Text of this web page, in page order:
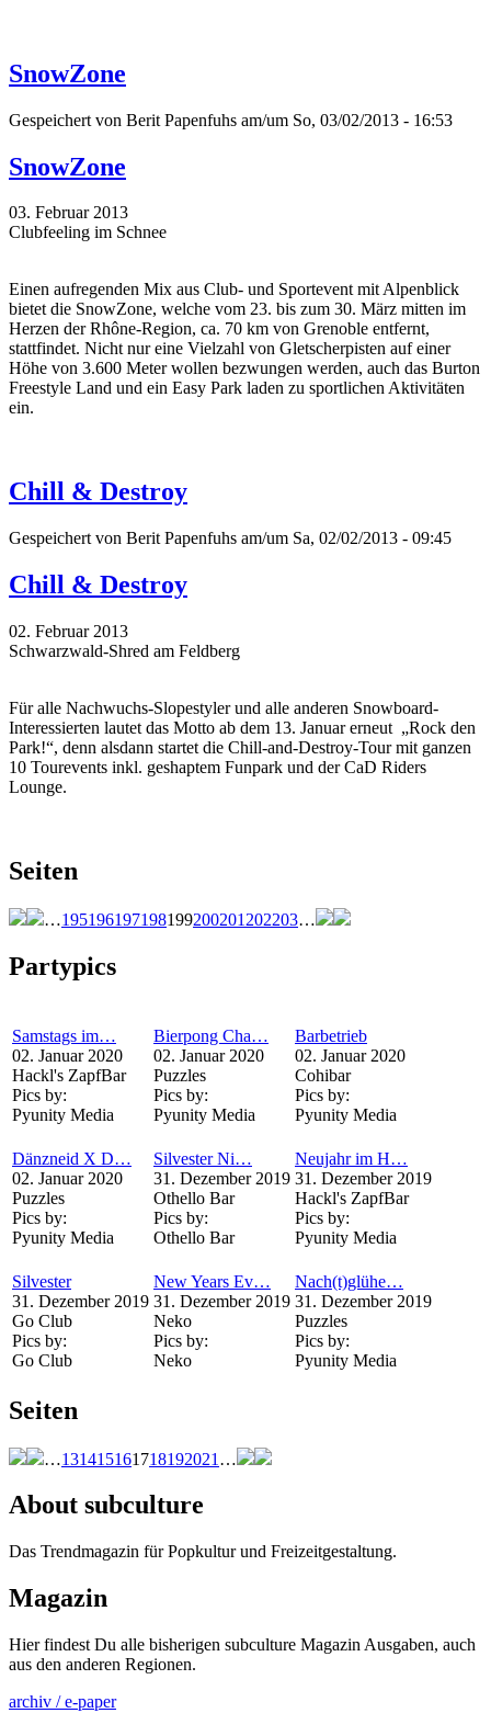
SnowZone
Gespeichert von Berit Papenfuhs am/um So, 03/02/2013 - 16:53
SnowZone
03. Februar 2013
Clubfeeling im Schnee
Einen aufregenden Mix aus Club- und Sportevent mit Alpenblick
bietet die SnowZone, welche vom 23. bis zum 30. März mitten im
Herzen der Rhône-Region, ca. 70 km von Grenoble entfernt,
stattfindet. Nicht nur eine Vielzahl von Gletscherpisten auf einer
Höhe von 3.600 Meter wollen bezwungen werden, auch das Burton
Freestyle Land und ein Easy Park laden zu sportlichen Aktivitäten
ein.
Chill & Destroy
Gespeichert von Berit Papenfuhs am/um Sa, 02/02/2013 - 09:45
Chill & Destroy
02. Februar 2013
Schwarzwald-Shred am Feldberg
Für alle Nachwuchs-Slopestyler und alle anderen Snowboard-
Interessierten lautet das Motto ab dem 13. Januar erneut „Rock den
Park!“, denn alsdann startet die Chill-and-Destroy-Tour mit ganzen
10 Tourevents inkl. geshaptem Funpark und der CaD Riders
Lounge.
Seiten
…195196197198199200201 202203…
Partypics
Samstags im…
02. Januar 2020
Hackl's ZapfBar
Pics by:
Pyunity Media
Bierpong Cha…
02. Januar 2020
Puzzles
Pics by:
Pyunity Media
Barbetrieb
02. Januar 2020
Cohibar
Pics by:
Pyunity Media
Dänzneid X D…
02. Januar 2020
Puzzles
Pics by:
Pyunity Media
Silvester Ni…
31. Dezember 2019
Othello Bar
Pics by:
Othello Bar
Neujahr im H…
31. Dezember 2019
Hackl's ZapfBar
Pics by:
Pyunity Media
Silvester
31. Dezember 2019
Go Club
Pics by:
Go Club
New Years Ev…
31. Dezember 2019
Neko
Pics by:
Neko
Nach(t)glühe…
31. Dezember 2019
Puzzles
Pics by:
Pyunity Media
Seiten
…131415161718192021 …
About subculture
Das Trendmagazin für Popkultur und Freizeitgestaltung.
Magazin
Hier findest Du alle bisherigen subculture Magazin Ausgaben, auch
aus den anderen Regionen.
archiv / e-paper